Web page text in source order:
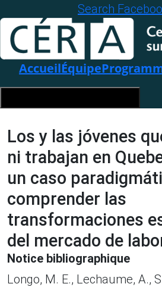
Search
AccueilÉquipe
Los y las jóvenes
ni trabajan en
un caso
comprender las
transformaciones
del mercado de
Notice bibliographique
Longo, M. E., Lechaume, A.,